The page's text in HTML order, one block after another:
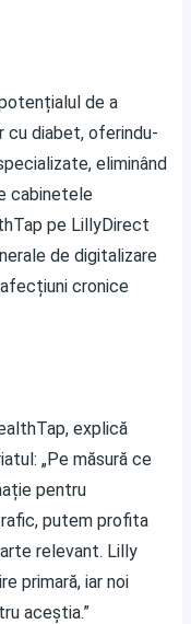
de a
diabet, oferindu-
eliminând
cabinetele
pe LillyDirect
de digitalizare
cronice
explică
„Pe măsură ce
pentru
putem profita
relevant. Lilly
primară, iar noi
aceștia.”